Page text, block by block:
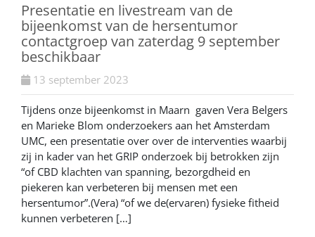
Presentatie en livestream van de
bijeenkomst van de hersentumor
contactgroep van zaterdag 9 september
beschikbaar
13 september 2023
Tijdens onze bijeenkomst in Maarn gaven Vera Belgers
en Marieke Blom onderzoekers aan het Amsterdam
UMC, een presentatie over over de interventies waarbij
zij in kader van het GRIP onderzoek bij betrokken zijn
“of CBD klachten van spanning, bezorgdheid en
piekeren kan verbeteren bij mensen met een
hersentumor”.(Vera) “of we de(ervaren) fysieke fitheid
kunnen verbeteren […]